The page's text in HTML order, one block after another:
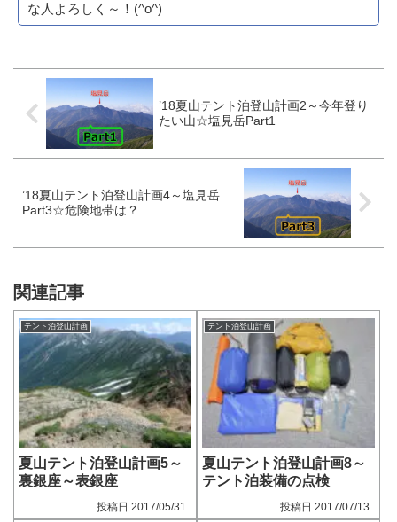
な人よろしく～！(^o^)
’18夏山テント泊登山計画2～今年登り
たい山☆塩見岳Part1
’18夏山テント泊登山計画4～塩見岳
Part3☆危険地帯は？
関連記事
テント泊登山計画
夏山テント泊登山計画5～
裏銀座～表銀座
2017/05/31
テント泊登山計画
夏山テント泊登山計画8～
テント泊装備の点検
2017/07/13